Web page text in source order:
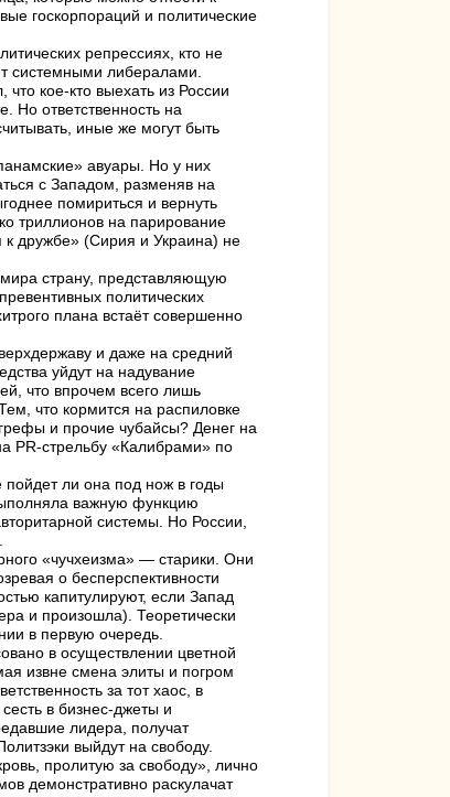
госкорпораций и политические
репрессиях, кто не
системными либералами.
кое-кто выехать из России
Но ответственность на
иные же могут быть
авуары. Но у них
с Западом, разменяв на
помириться и вернуть
триллионов на парирование
к дружбе» (Сирия и Украина) не
страну, представляющую
политических
плана встаёт совершенно
и даже на средний
уйдут на надувание
что впрочем всего лишь
что кормится на распиловке
и прочие чубайсы? Денег на
PR-стрельбу «Калибрами» по
пойдет ли она под нож в годы
важную функцию
системы. Но России,
«чучхеизма» — старики. Они
о бесперспективности
капитулируют, если Запад
и произошла). Теоретически
в первую очередь.
в осуществлении цветной
извне смена элиты и погром
за тот хаос, в
в бизнес-джеты и
лидера, получат
выйдут на свободу.
пролитую за свободу», лично
демонстративно раскулачат